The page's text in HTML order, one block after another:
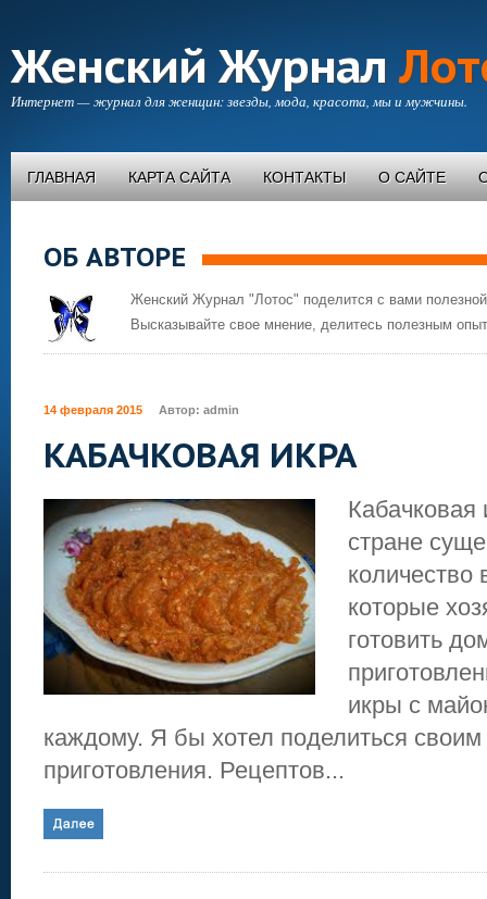
Женский Журнал
Интернет — журнал для женщин: звезды, мода, красота, мы и мужчины.
ГЛАВНАЯ КАРТА САЙТА КОНТАКТЫ О САЙТЕ
ОБ АВТОРЕ
Женский Журнал "Лотос" поделится с вами
Высказывайте свое мнение, делитесь полезным
14 февраля 2015 Автор: admin
КАБАЧКОВАЯ ИКРА
стране
количество
которые
готовить
икры с
каждому. Я бы хотел поделиться
приготовления. Рецептов...